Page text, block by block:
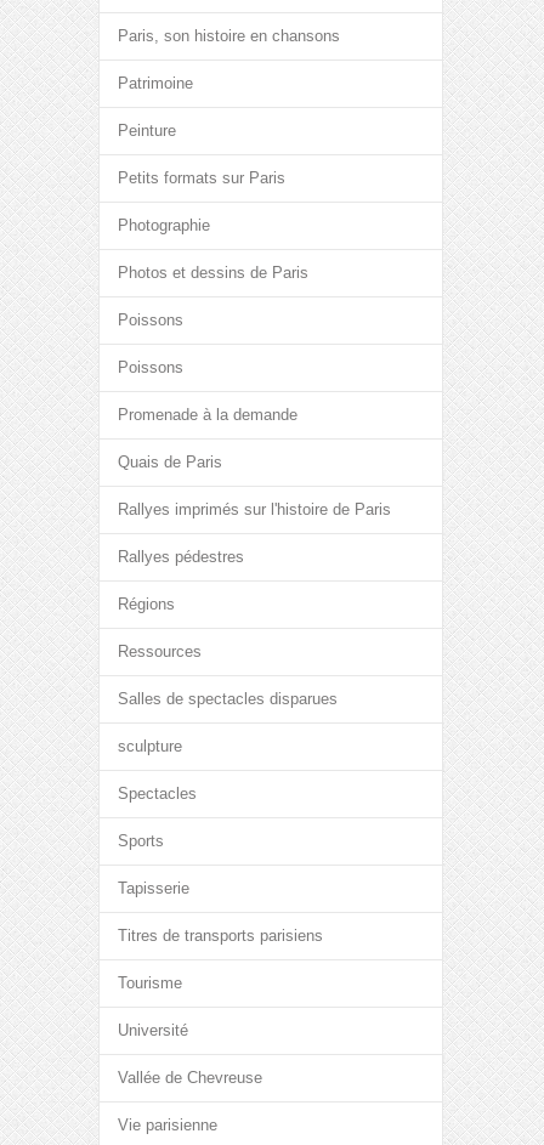
Paris, son histoire en chansons
Patrimoine
Peinture
Petits formats sur Paris
Photographie
Photos et dessins de Paris
Poissons
Poissons
Promenade à la demande
Quais de Paris
Rallyes imprimés sur l'histoire de Paris
Rallyes pédestres
Régions
Ressources
Salles de spectacles disparues
sculpture
Spectacles
Sports
Tapisserie
Titres de transports parisiens
Tourisme
Université
Vallée de Chevreuse
Vie parisienne